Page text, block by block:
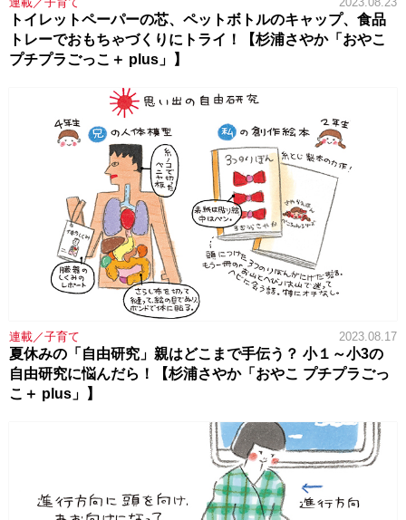
トイレットペーパーの芯、ペットボトルのキャップ、食品
トレーでおもちゃづくりにトライ！【杉浦さやか「おやこ
プチプラごっこ＋ plus」】
連載／子育て 2023.08.17
夏休みの「自由研究」親はどこまで手伝う？ 小１～小3の
自由研究に悩んだら！【杉浦さやか「おやこ プチプラごっ
こ＋ plus」】